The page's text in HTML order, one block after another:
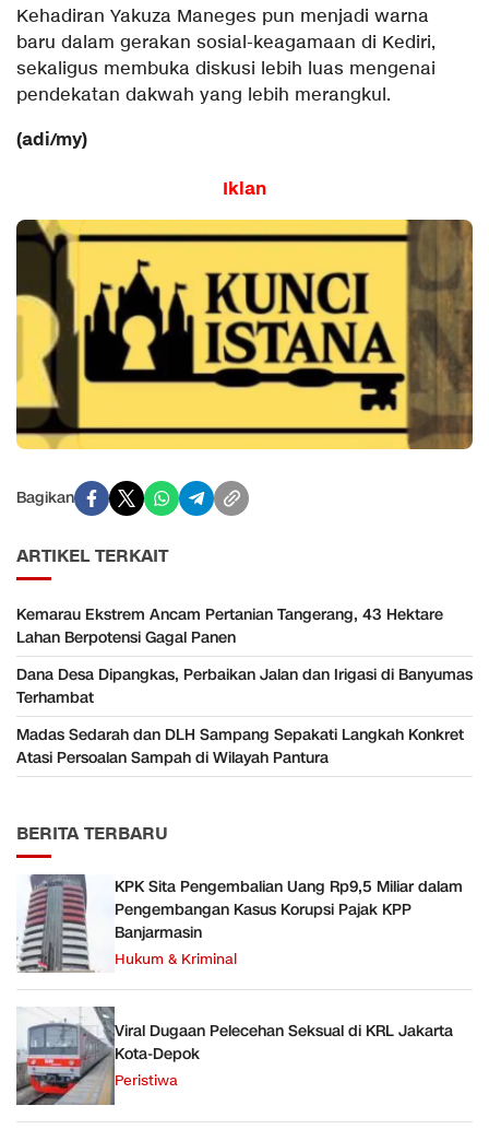
Kehadiran Yakuza Maneges pun menjadi warna
baru dalam gerakan sosial-keagamaan di Kediri,
sekaligus membuka diskusi lebih luas mengenai
pendekatan dakwah yang lebih merangkul.
(adi/my)
Iklan
Bagikan
ARTIKEL TERKAIT
Kemarau Ekstrem Ancam Pertanian Tangerang, 43 Hektare
Lahan Berpotensi Gagal Panen
Dana Desa Dipangkas, Perbaikan Jalan dan Irigasi di Banyumas
Terhambat
Madas Sedarah dan DLH Sampang Sepakati Langkah Konkret
Atasi Persoalan Sampah di Wilayah Pantura
BERITA TERBARU
KPK Sita Pengembalian Uang Rp9,5 Miliar dalam
Pengembangan Kasus Korupsi Pajak KPP
Banjarmasin
Hukum & Kriminal
Viral Dugaan Pelecehan Seksual di KRL Jakarta
Kota-Depok
Peristiwa